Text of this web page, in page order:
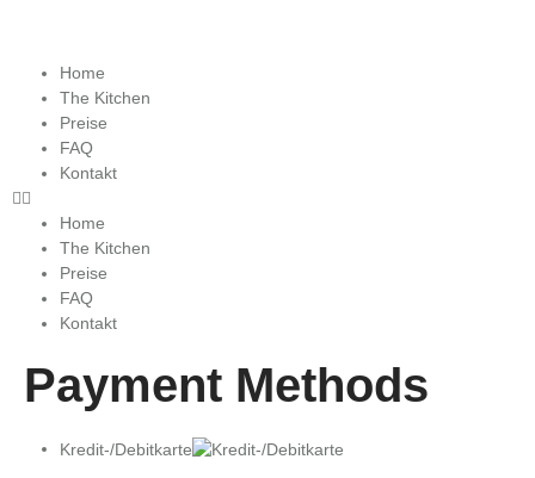
Home
The Kitchen
Preise
FAQ
Kontakt
Home
The Kitchen
Preise
FAQ
Kontakt
Payment Methods
Kredit-/Debitkarte